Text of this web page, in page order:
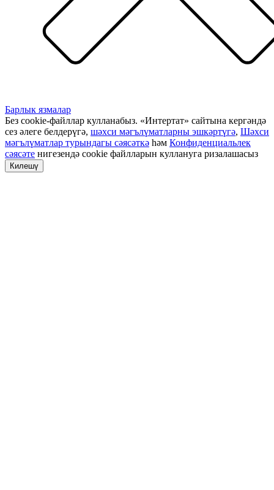
Барлык язмалар
Без cookie-файллар кулланабыз. «Интертат» сайтына кергәндә
сез әлеге белдерүгә, шәхси мәгълүматларны эшкәртүгә, Шәхси
мәгълүматлар турындагы сәясәткә һәм Конфиденциальлек
сәясәте нигезендә cookie файлларын куллануга ризалашасыз
Килешү